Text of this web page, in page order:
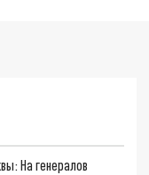
На генералов